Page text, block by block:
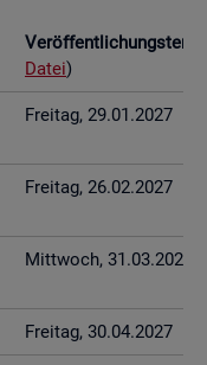
Datei)
Frei­tag, 29.01.2027
Frei­tag, 26.02.2027
Mitt­woch, 31.03.2027
Frei­tag, 30.04.2027